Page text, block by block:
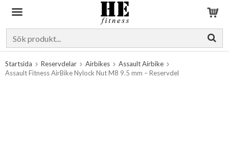
Startsida Reservdelar Airbikes
Assault Airbike
Assault Fitness AirBike Nylock Nut M8 9.5 mm – Reservdel